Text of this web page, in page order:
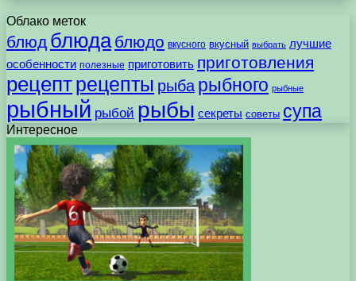
Облако меток
блюд блюда блюдо вкусного вкусный выбрать лучшие
особенности полезные приготовить приготовления
рецептрецепты рыба рыбного рыбные
рыбный рыбой рыбы секреты советы супа
Интересное